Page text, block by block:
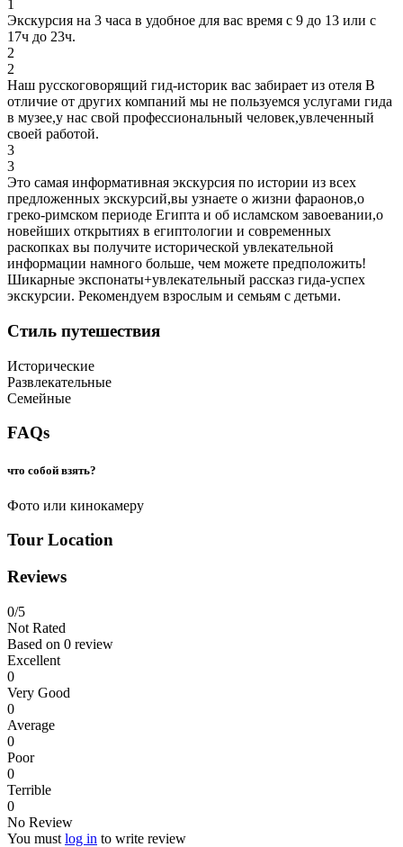
1
Экскурсия на 3 часа в удобное для вас время с 9 до 13 или с
17ч до 23ч.
2
2
Наш русскоговорящий гид-историк вас забирает из отеля В
отличие от других компаний мы не пользуемся услугами гида
в музее,у нас свой профессиональный человек,увлеченный
своей работой.
3
3
Это самая информативная экскурсия по истории из всех
предложенных экскурсий,вы узнаете о жизни фараонов,о
греко-римском периоде Египта и об исламском завоевании,о
новейших открытиях в египтологии и современных
раскопках вы получите исторической увлекательной
информации намного больше, чем можете предположить!
Шикарные экспонаты+увлекательный рассказ гида-успех
экскурсии. Рекомендуем взрослым и семьям с детьми.
Стиль путешествия
Исторические
Развлекательные
Семейные
FAQs
что собой взять?
Фото или кинокамеру
Tour Location
Reviews
0/5
Not Rated
Based on 0 review
Excellent
0
Very Good
0
Average
0
Poor
0
Terrible
0
No Review
You must log in to write review